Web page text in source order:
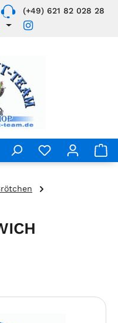
(+49) 621 82 028 28